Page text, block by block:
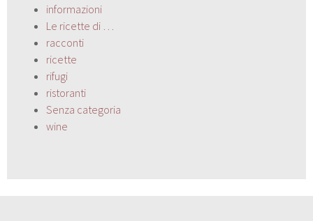
informazioni
Le ricette di …
racconti
ricette
rifugi
ristoranti
Senza categoria
wine